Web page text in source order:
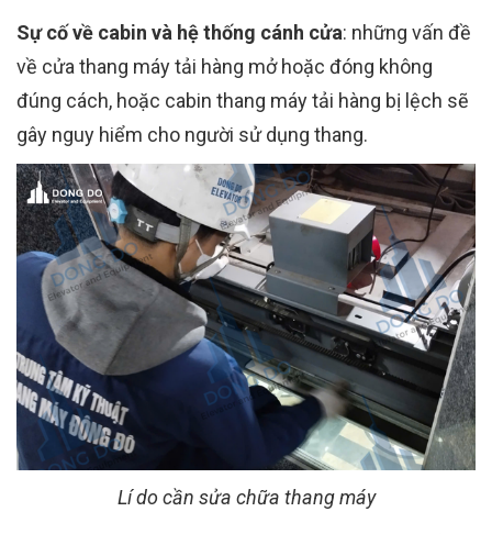
Sự cố về cabin và hệ thống cánh cửa: những vấn đề
về cửa thang máy tải hàng mở hoặc đóng không
đúng cách, hoặc cabin thang máy tải hàng bị lệch sẽ
gây nguy hiểm cho người sử dụng thang.
Lí do cần sửa chữa thang máy